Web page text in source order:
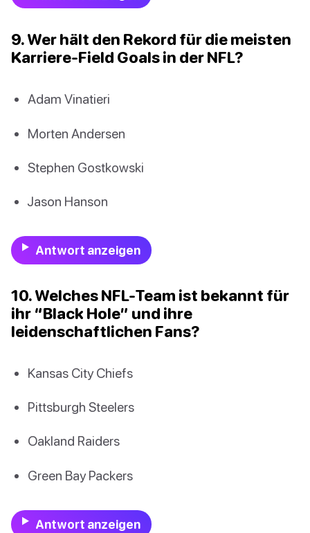
9. Wer hält den Rekord für die meisten
Karriere-Field Goals in der NFL?
Adam Vinatieri
Morten Andersen
Stephen Gostkowski
Jason Hanson
Antwort anzeigen
10. Welches NFL-Team ist bekannt für
ihr “Black Hole” und ihre
leidenschaftlichen Fans?
Kansas City Chiefs
Pittsburgh Steelers
Oakland Raiders
Green Bay Packers
Antwort anzeigen